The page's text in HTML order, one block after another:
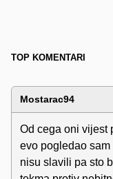
TOP KOMENTARI
Mostarac94
Od cega oni vijest
evo pogledao
nisu slavili pa sto